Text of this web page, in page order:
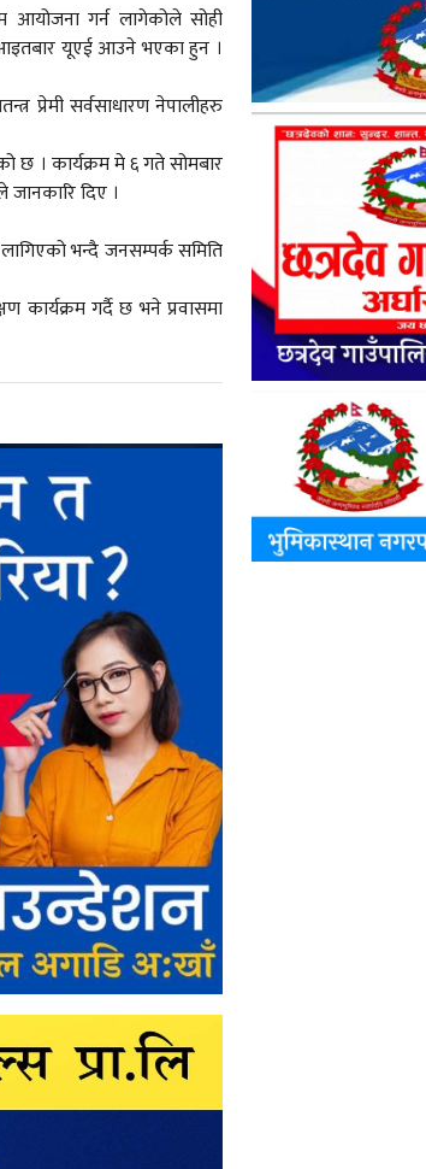
आयोजना गर्न लागेकोले सोही
आइतबार यूएई आउने भएका हुन ।
प्रेमी सर्वसाधारण नेपालीहरु
छ । कार्यक्रम मे ६ गते सोमबार
दिए ।
भन्दै जनसम्पर्क समिति
कार्यक्रम गर्दै छ भने प्रवासमा